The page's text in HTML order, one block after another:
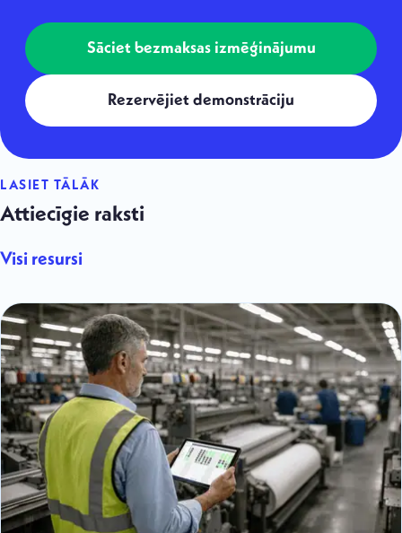
Sāciet bezmaksas izmēģinājumu
Rezervējiet demonstrāciju
LASIET TĀLĀK
Attiecīgie raksti
Visi resursi